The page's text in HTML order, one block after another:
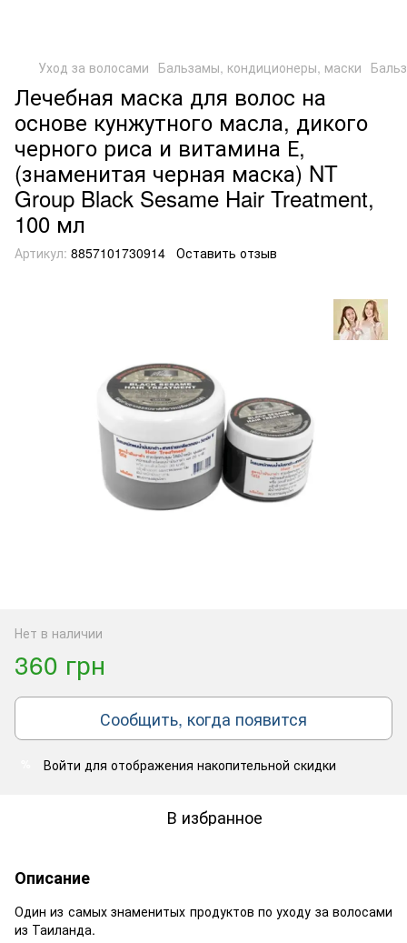
Уход за волосами Бальзамы, кондиционеры, маски
Лечебная маска для волос на
основе кунжутного масла, дикого
черного риса и витамина Е,
(знаменитая черная маска) NT
Group Black Sesame Hair Treatment,
100 мл
Артикул: 8857101730914 Оставить отзыв
Нет в наличии
360 грн
Сообщить, когда появится
Войти для отображения накопительной скидки
В избранное
Описание
Один из самых знаменитых продуктов по уходу за волосами
из Таиланда.